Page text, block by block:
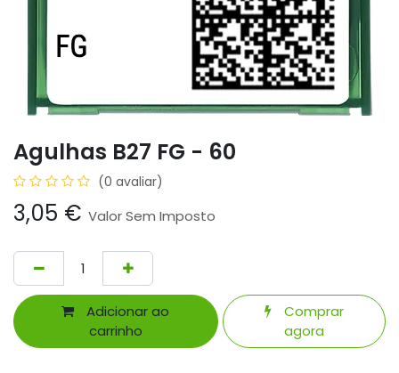
Agulhas B27 FG - 60
(0 avaliar)
3,05 € Valor Sem Imposto
Adicionar ao
carrinho
Comprar
agora